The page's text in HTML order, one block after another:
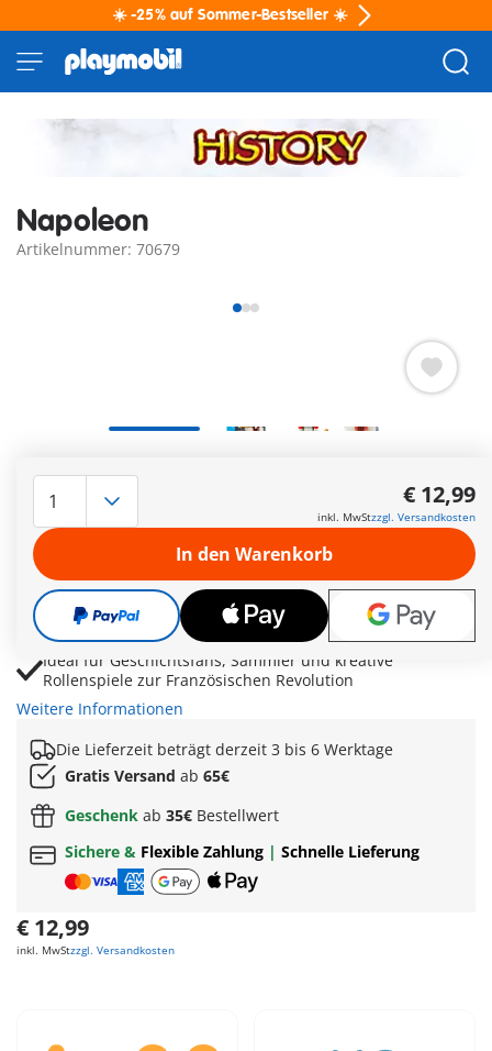
☀️ -25% auf Sommer-Bestseller ☀️
Napoleon
Artikelnummer: 70679
Detailreiche Uniform mit Zweispitz zeigt den berühmten
französischen Feldherrn und Kaiser authentisch
Weißes Pferd Vizir ergänzt die Figur und ermöglicht
eindrucksvolle historische Spielszenen
Inspiriert vom Gemälde Napoleon bei der Schlacht von
Austerlitz mit hohem Wiedererkennungswert
Ideal für Geschichtsfans, Sammler und kreative
Rollenspiele zur Französischen Revolution
Weitere Informationen
Die Lieferzeit beträgt derzeit 3 bis 6 Werktage
Gratis Versand ab 65€
Geschenk ab 35€ Bestellwert
Sichere & Flexible Zahlung | Schnelle Lieferung
€ 12,99
inkl. MwStzzgl. Versandkosten
€ 12,99
inkl. MwStzzgl. Versandkosten
In den Warenkorb